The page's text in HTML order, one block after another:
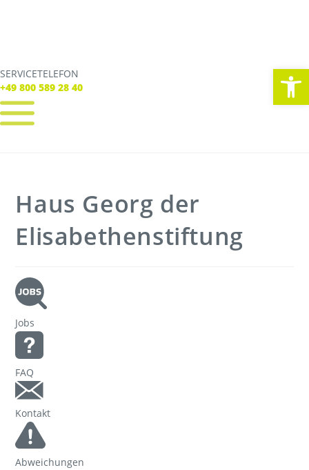
SERVICETELEFON
+49 800 589 28 40
SERVICE TELEFON
+49 800 589 28 40
Tickets
Freizeit
Service
Unternehmen
Haus Georg der
Elisabethenstiftung
Jobs
FAQ
Kontakt
Abweichungen